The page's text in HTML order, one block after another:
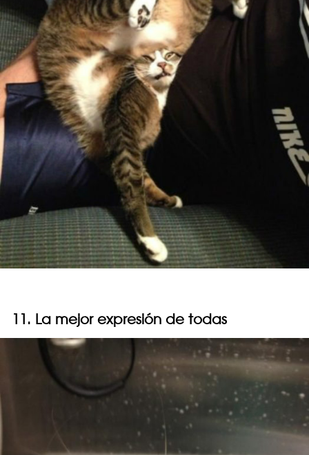
11. La mejor expresión de todas